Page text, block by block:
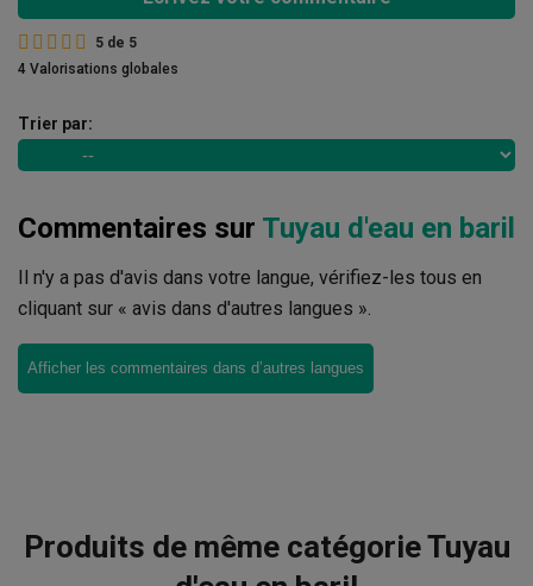
5 de 5
4 Valorisations globales
Trier par:
Commentaires sur Tuyau d'eau en baril
Il n'y a pas d'avis dans votre langue, vérifiez-les tous en
cliquant sur « avis dans d'autres langues ».
Afficher les commentaires dans d’autres langues
Produits de même catégorie Tuyau